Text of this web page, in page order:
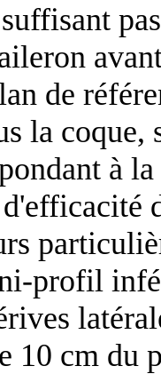
de
la coque,
à
profil
10 cm du